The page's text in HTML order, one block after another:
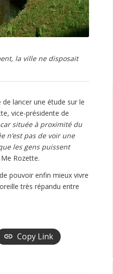
la ville ne disposait
lancer une étude sur le
vice-présidente de
située à proximité du
n’est pas de voir une
les gens puissent
Rozette.
pouvoir enfin mieux vivre
très répandu entre
Copy Link